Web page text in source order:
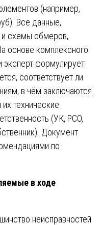
(например,
Все данные,
и схемы обмеров,
основе комплексного
эксперт формулирует
соответствует ли
в чём заключаются
технические
(УК, РСО,
Документ
по
в ходе
неисправностей